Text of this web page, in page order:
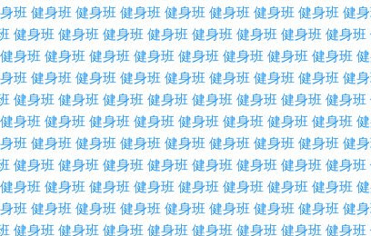
班 健身班 健身班 健身班 健身班 健身班 健身班 健身班 健
健身班 健身班 健身班 健身班 健身班 健身班 健身班 健身班
健身班 健身班 健身班 健身班 健身班 健身班 健身班 健身班
班 健身班 健身班 健身班 健身班 健身班 健身班 健身班 健
健身班 健身班 健身班 健身班 健身班 健身班 健身班 健身班
健身班 健身班 健身班 健身班 健身班 健身班 健身班 健身班
班 健身班 健身班 健身班 健身班 健身班 健身班 健身班 健
健身班 健身班 健身班 健身班 健身班 健身班 健身班 健身班
健身班 健身班 健身班 健身班 健身班 健身班 健身班 健身班
班 健身班 健身班 健身班 健身班 健身班 健身班 健身班 健
健身班 健身班 健身班 健身班 健身班 健身班 健身班 健身班